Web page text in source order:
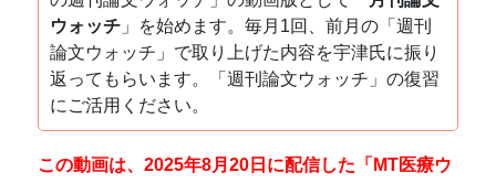
ウォッチ 」を始めます。毎月1回、前月の「週刊
論文ウォッチ」で取り上げた内容を宇津氏に振り
返ってもらいます。「週刊論文ウォッチ」の復習
にご活用ください。
この動画は、2025年8月20日に配信した「MT医療ウ